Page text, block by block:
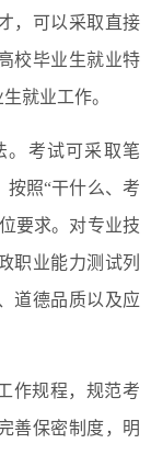
，可以采取直接
校毕业生就业特
就业工作。
。考试可采取笔
按照“干什么、考
要求。对专业技
职业能力测试列
道德品质以及应
作规程，规范考
善保密制度，明